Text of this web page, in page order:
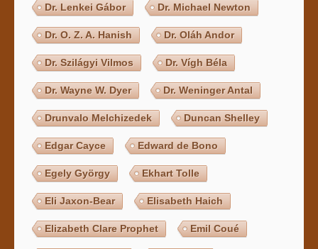
Dr. Lenkei Gábor Dr. Michael Newton
Dr. O. Z. A. Hanish Dr. Oláh Andor
Dr. Szilágyi Vilmos Dr. Vígh Béla
Dr. Wayne W. Dyer Dr. Weninger Antal
Drunvalo Melchizedek Duncan Shelley
Edgar Cayce Edward de Bono
Egely György Ekhart Tolle
Eli Jaxon-Bear Elisabeth Haich
Elizabeth Clare Prophet Emil Coué